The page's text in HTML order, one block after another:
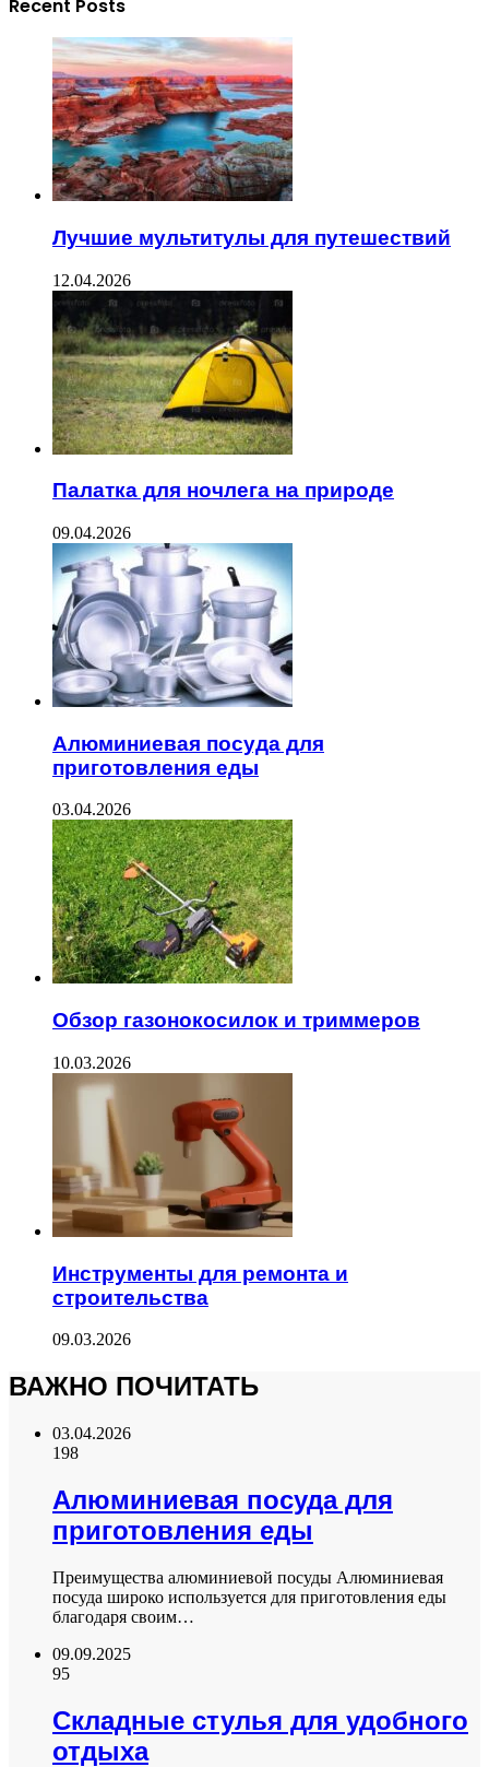
Recent Posts
Лучшие мультитулы для путешествий
12.04.2026
Палатка для ночлега на природе
09.04.2026
Алюминиевая посуда для
приготовления еды
03.04.2026
Обзор газонокосилок и триммеров
10.03.2026
Инструменты для ремонта и
строительства
09.03.2026
ВАЖНО ПОЧИТАТЬ
03.04.2026
198
Алюминиевая посуда для
приготовления еды
Преимущества алюминиевой посуды Алюминиевая
посуда широко используется для приготовления еды
благодаря своим…
09.09.2025
95
Складные стулья для удобного
отдыха